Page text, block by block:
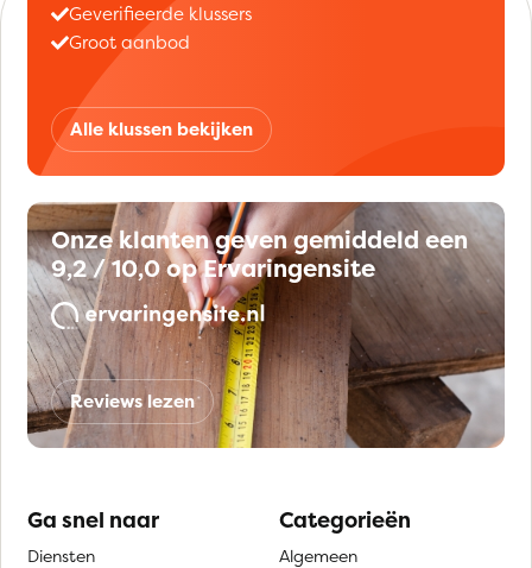
Geverifieerde klussers
Groot aanbod
Alle klussen bekijken
Onze klanten geven gemiddeld een
9,2 / 10,0 op Ervaringensite
Reviews lezen
Ga snel naar
Diensten
Categorieën
Algemeen